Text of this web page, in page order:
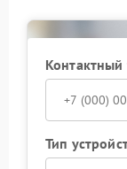
Тип